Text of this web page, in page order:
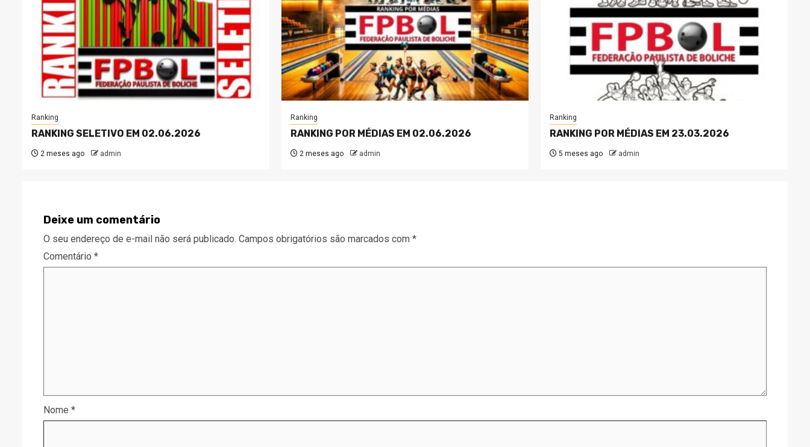
Ranking
RANKING SELETIVO EM 02.06.2026
2 meses ago admin
Ranking
RANKING POR MÉDIAS EM 02.06.2026
2 meses ago admin
Ranking
RANKING POR MÉDIAS EM 23.03.2026
5 meses ago admin
Deixe um comentário
O seu endereço de e-mail não será publicado. Campos obrigatórios são marcados com *
Comentário *
Nome *